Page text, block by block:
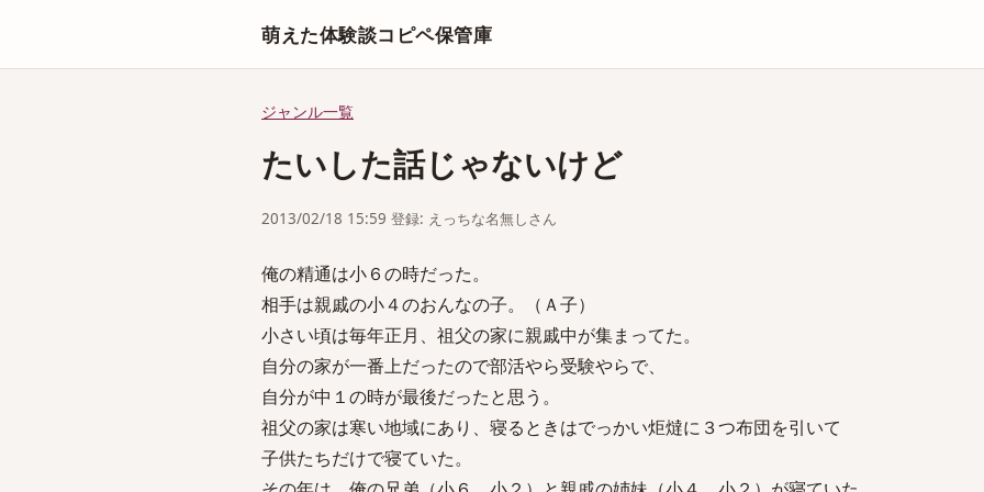
萌えた体験談コピペ保管庫
ジャンル一覧
たいした話じゃないけど
2013/02/18 15:59 登録: えっちな名無しさん
俺の精通は小６の時だった。
相手は親戚の小４のおんなの子。（Ａ子）
小さい頃は毎年正月、祖父の家に親戚中が集まってた。
自分の家が一番上だったので部活やら受験やらで、
自分が中１の時が最後だったと思う。
祖父の家は寒い地域にあり、寝るときはでっかい炬燵に３つ布団を引いて
子供たちだけで寝ていた。